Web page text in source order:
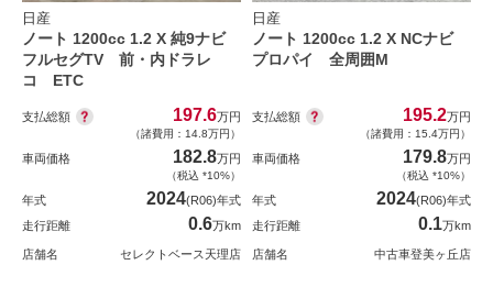
日産
ノート 1200cc 1.2 X 純9ナビ
フルセグTV 前・内ドラレ
コ ETC
支払総額 197.6万円
（諸費用：14.8万円）
車両価格 182.8万円
（税込 *10%）
年式 2024(R06)年式
走行距離
0.6万km
店舗名 セレクトベース天理店
日産
ノート 1200cc 1.2 X NCナビ
プロパイ 全周囲M
支払総額 195.2万円
（諸費用：15.4万円）
車両価格 179.8万円
（税込 *10%）
年式 2024(R06)年式
走行距離
0.1万km
店舗名 中古車登美ヶ丘店